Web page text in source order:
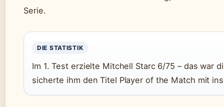
Serie.
DIE STATISTIK
Im 1. Test erzielte Mitchell Starc 6/75 – das war
sicherte ihm den Titel Player of the Match mit